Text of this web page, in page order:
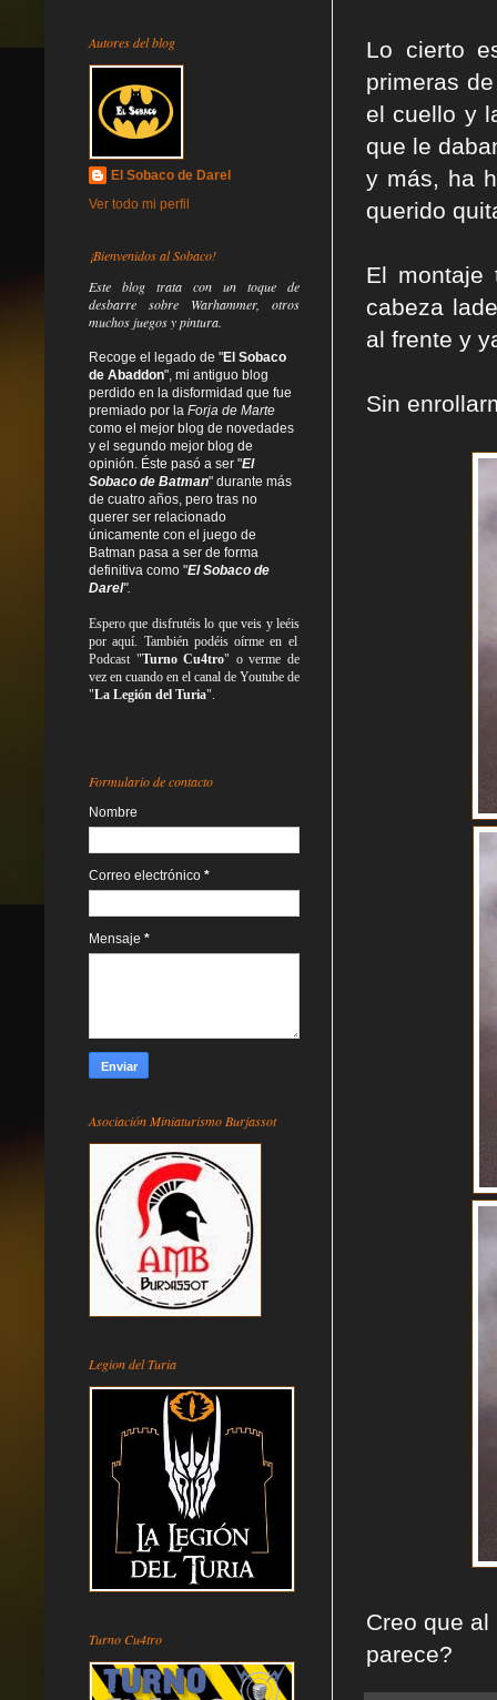
Lo cierto
primeras
el cuello y
que le
y más, ha
querido
El montaje
cabeza
al frente y
Sin
Creo que
parece?
Autores del blog
El Sobaco de Darel
Ver todo mi perfil
¡Bienvenidos al Sobaco!
Este blog trata con un toque de
desbarre sobre Warhammer, otros
muchos juegos y pintura.
Recoge el legado de "El Sobaco
de Abaddon", mi antiguo blog
perdido en la disformidad que fue
premiado por la Forja de Marte
como el mejor blog de novedades
y el segundo mejor blog de
opinión. Éste pasó a ser "El
Sobaco de Batman" durante más
de cuatro años, pero tras no
querer ser relacionado
únicamente con el juego de
Batman pasa a ser de forma
definitiva como "El Sobaco de
Darel".
Espero que disfrutéis lo queveis yleéis
por aquí. También podéis oírme en el
Podcast "Turno Cu4tro" o verme de
vez en cuando en el canal de Youtube de
"La Legión del Turia".
Formulario de contacto
Nombre
Correo electrónico *
Mensaje *
Asociación Miniaturismo Burjassot
Legion del Turia
Turno Cu4tro